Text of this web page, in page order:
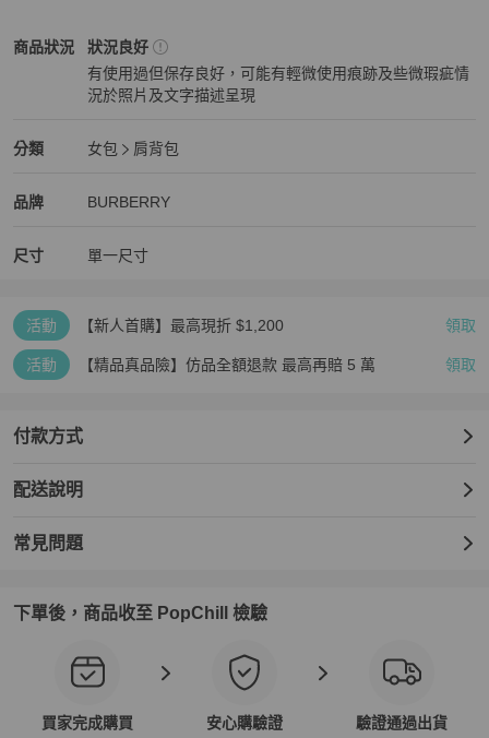
商品狀況
BURBERRY女包商品狀態與細節
狀況良好
有使用過但保存良好，可能有輕微使用痕跡及些微瑕疵情
況於照片及文字描述呈現
分類
BURBERRY女包分類資訊
女包
肩背包
品牌
BURBERRY精品女包品牌介紹
BURBERRY
BURBERRY推薦清單
尺寸 單一尺寸
活動 【新人首購】最高現折 $1,200 領取
活動 【精品真品險】仿品全額退款 最高再賠 5 萬 領取
付款方式
配送說明
常見問題
下單後，商品收至 PopChill 檢驗
買家完成購買 安心購驗證 驗證通過出貨